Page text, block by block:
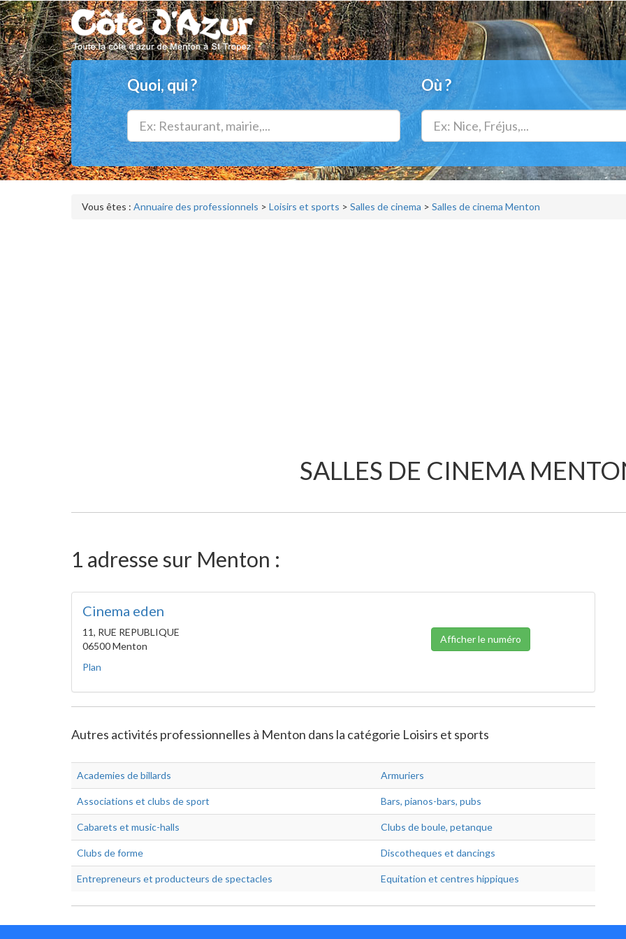
Quoi, qui ? Où ?
Vous êtes : Annuaire des professionnels > Loisirs et sports > Salles de cinema > Salles de cinema Menton
SALLES DE CINEMA
1 adresse sur Menton :
Cinema eden
11, RUE REPUBLIQUE
06500 Menton
Plan
Afficher le numéro
Autres activités professionnelles à Menton dans la catégorie Loisirs et sports
Academies de billards Armuriers
Associations et clubs de sport Bars, pianos-bars, pubs
Cabarets et music-halls Clubs de boule, petanque
Clubs de forme Discotheques et dancings
Entrepreneurs et producteurs de spectacles Equitation et centres hippiques